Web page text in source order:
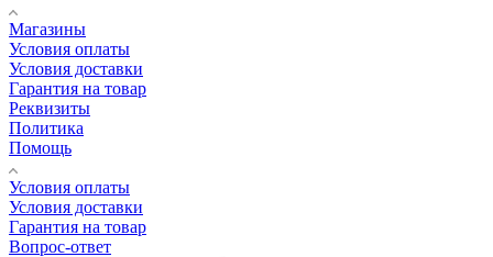
Магазины
Условия оплаты
Условия доставки
Гарантия на товар
Реквизиты
Политика
Помощь
Условия оплаты
Условия доставки
Гарантия на товар
Вопрос-ответ